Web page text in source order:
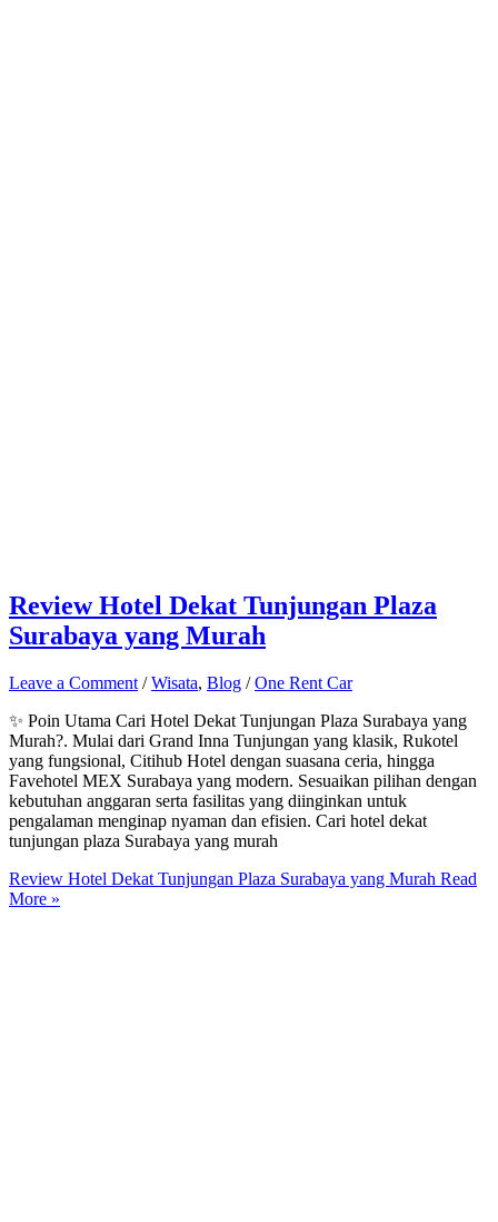
Review Hotel Dekat Tunjungan Plaza
Surabaya yang Murah
Leave a Comment /Wisata, Blog /One Rent Car
✨ Poin Utama Cari Hotel Dekat Tunjungan Plaza Surabaya yang
Murah?. Mulai dari Grand Inna Tunjungan yang klasik, Rukotel
yang fungsional, Citihub Hotel dengan suasana ceria, hingga
Favehotel MEX Surabaya yang modern. Sesuaikan pilihan dengan
kebutuhan anggaran serta fasilitas yang diinginkan untuk
pengalaman menginap nyaman dan efisien. Cari hotel dekat
tunjungan plaza Surabaya yang murah
Review Hotel Dekat Tunjungan Plaza Surabaya yang Murah Read
More »